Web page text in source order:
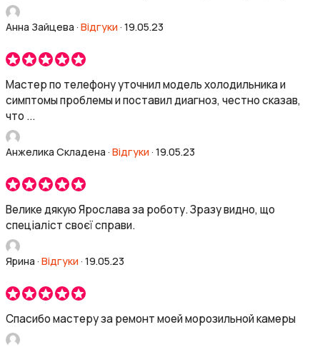
Анна Зайцева · Відгуки · 19.05.23
Мастер по телефону уточнил модель холодильника и
симптомы проблемы и поставил диагноз, честно сказав,
что ...
Анжелика Складена · Відгуки · 19.05.23
Велике дякую Ярослава за роботу. Зразу видно, що
спеціаліст своєї справи.
Ярина · Відгуки · 19.05.23
Спасибо мастеру за ремонт моей морозильной камеры